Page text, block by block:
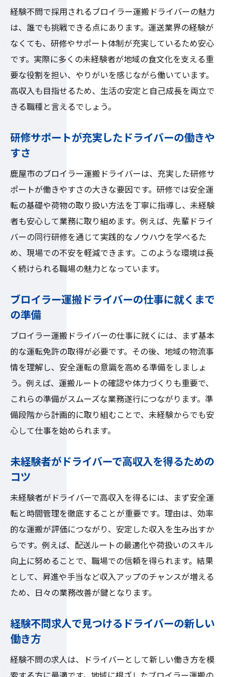
経験不問で採用されるブロイラー運搬ドライバーの魅力
は、誰でも挑戦できる点にあります。運送業界の経験が
なくても、研修やサポート体制が充実しているため安心
です。実際に多くの未経験者が地域の食文化を支える重
要な役割を担い、やりがいを感じながら働いています。
高収入も目指せるため、生活の安定と自己成長を両立で
きる職種と言えるでしょう。
研修サポートが充実したドライバーの働きや
すさ
鹿屋市のブロイラー運搬ドライバーは、充実した研修サ
ポートが働きやすさの大きな要因です。研修では安全運
転の基礎や荷物の取り扱い方法を丁寧に指導し、未経験
者も安心して業務に取り組めます。例えば、先輩ドライ
バーの同行研修を通じて実践的なノウハウを学べるた
め、現場での不安を軽減できます。このような環境は長
く続けられる職場の魅力となっています。
ブロイラー運搬ドライバーの仕事に就くまで
の準備
ブロイラー運搬ドライバーの仕事に就くには、まず基本
的な運転免許の取得が必要です。その後、地域の物流事
情を理解し、安全運転の意識を高める準備をしましょ
う。例えば、運搬ルートの確認や体力づくりも重要で、
これらの準備がスムーズな業務遂行につながります。準
備段階から計画的に取り組むことで、未経験からでも安
心して仕事を始められます。
未経験者がドライバーで高収入を得るための
コツ
未経験者がドライバーで高収入を得るには、まず安全運
転と時間管理を徹底することが重要です。理由は、効率
的な運搬が評価につながり、安定した収入を生み出すか
らです。例えば、配送ルートの最適化や荷扱いのスキル
向上に努めることで、職場での信頼を得られます。結果
として、昇進や手当など収入アップのチャンスが増える
ため、日々の業務改善が鍵となります。
経験不問求人で見つけるドライバーの新しい
働き方
経験不問の求人は、ドライバーとして新しい働き方を模